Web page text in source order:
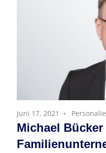
Juni 17, 2021 Personalie
Michael